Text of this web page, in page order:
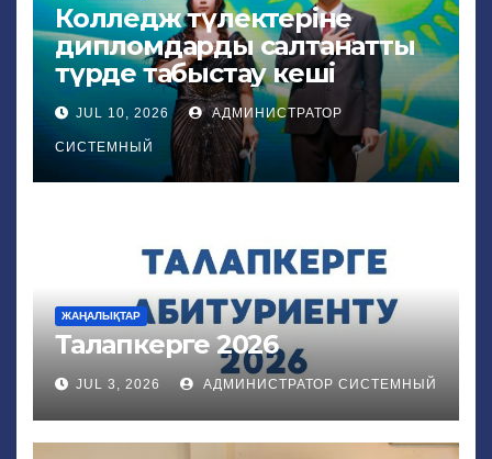
Колледж түлектеріне
дипломдарды салтанатты
түрде табыстау кеші
JUL 10, 2026 АДМИНИСТРАТОР
СИСТЕМНЫЙ
ЖАҢАЛЫҚТАР
Талапкерге 2026
JUL 3, 2026 АДМИНИСТРАТОР СИСТЕМНЫЙ